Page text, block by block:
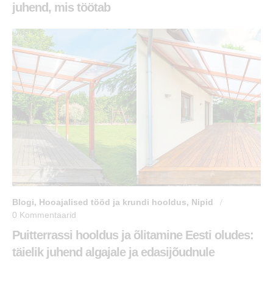
juhend, mis töötab
Blogi, Hooajalised tööd ja krundi hooldus, Nipid
0 Kommentaarid
Puitterrassi hooldus ja õlitamine Eesti oludes:
täielik juhend algajale ja edasijõudnule